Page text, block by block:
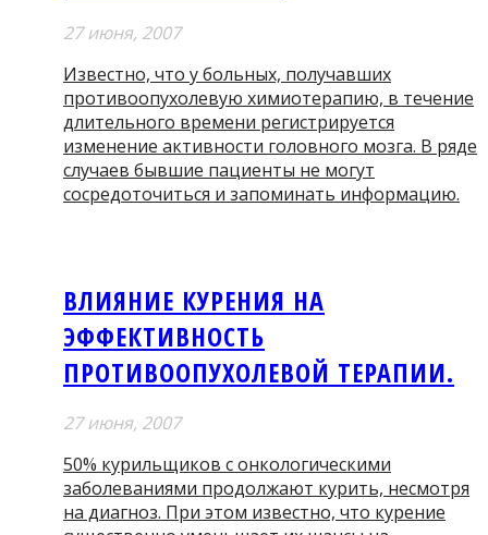
27 июня, 2007
Известно, что у больных, получавших
противоопухолевую химиотерапию, в течение
длительного времени регистрируется
изменение активности головного мозга. В ряде
случаев бывшие пациенты не могут
сосредоточиться и запоминать информацию.
ВЛИЯНИЕ КУРЕНИЯ НА
ЭФФЕКТИВНОСТЬ
ПРОТИВООПУХОЛЕВОЙ ТЕРАПИИ.
27 июня, 2007
50% курильщиков с онкологическими
заболеваниями продолжают курить, несмотря
на диагноз. При этом известно, что курение